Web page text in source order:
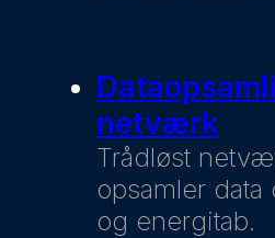
netværk
Trådløst
opsamler
og energitab.